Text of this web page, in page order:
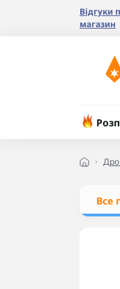
Відгуки
магазин
Все